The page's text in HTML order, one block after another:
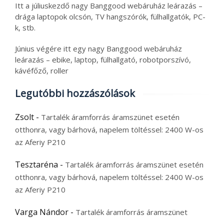
Itt a júliuskezdő nagy Banggood webáruház leárazás –
drága laptopok olcsón, TV hangszórók, fülhallgatók, PC-
k, stb.
Június végére itt egy nagy Banggood webáruház
leárazás – ebike, laptop, fülhallgató, robotporszívó,
kávéfőző, roller
Legutóbbi hozzászólások
Zsolt - Tartalék áramforrás áramszünet esetén
otthonra, vagy bárhová, napelem töltéssel: 2400 W-os
az Aferiy P210
Tesztaréna - Tartalék áramforrás áramszünet esetén
otthonra, vagy bárhová, napelem töltéssel: 2400 W-os
az Aferiy P210
Varga Nándor - Tartalék áramforrás áramszünet